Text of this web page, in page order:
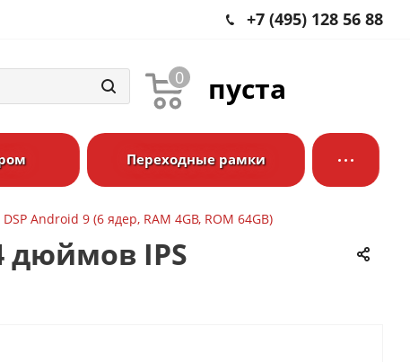
+7 (495) 128 56 88
пуста
0
Переходные рамки
Android 9 (6 ядер, RAM 4GB, ROM 64GB)
дюймов IPS